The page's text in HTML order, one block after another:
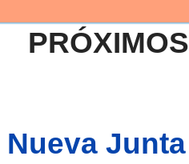
Nueva